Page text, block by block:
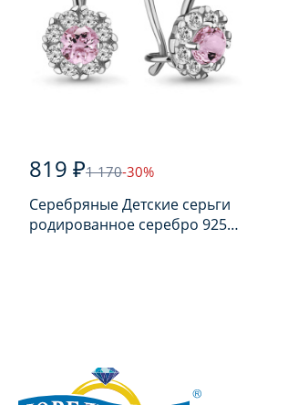
819 ₽1 170-30%
Серебряные Детские серьги
родированное серебро 925